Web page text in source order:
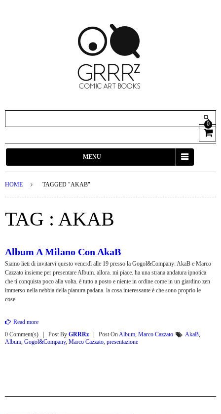
View
Cart
0
MENU
HOME TAGGED "AKAB"
TAG : AKAB
Album A Milano Con AkaB
Siamo lieti di invitarvi questo venerdì alle 19 presso la Gogol&Company: AkaB e Marco
Cazzato insieme per presentare Album. allora. mi piace. ha una strana andatura ipnotica
che ti conquista poco alla volta. è tutto a posto e niente in ordine come in un giardino zen
immerso nella nebbia della pianura padana. la cosa interessante è che sono proprio le
cose
Read more
0 Comment(s)
Post By GRRRz Post OnAlbum, Marco Cazzato AkaB,
Album, Gogol&Company, Marco Cazzato, presentazione